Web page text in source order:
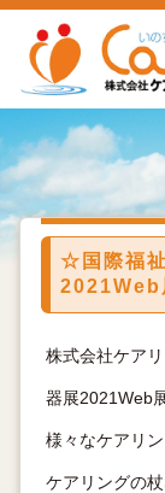
☆国際福
2021Web
株式会社ケア
器展2021Web
様々なケアリ
ケアリングの